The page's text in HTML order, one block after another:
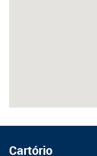
Cartório